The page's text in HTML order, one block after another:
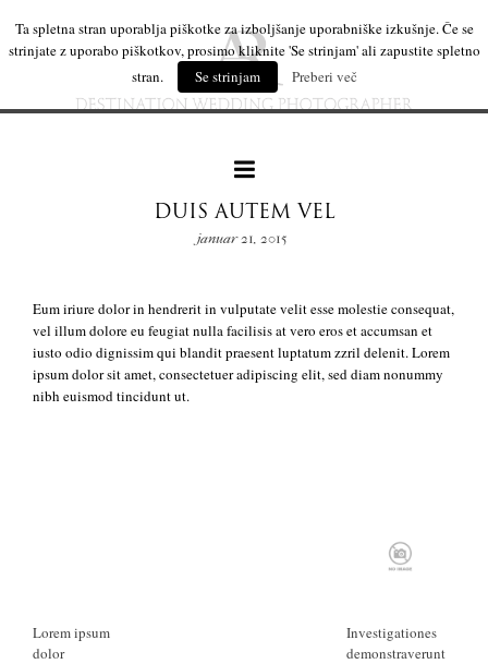
leseni izdelki
DUIS AUTEM VEL
januar 21, 2015
Eum iriure dolor in hendrerit in vulputate velit esse molestie consequat,
vel illum dolore eu feugiat nulla facilisis at vero eros et accumsan et
iusto odio dignissim qui blandit praesent luptatum zzril delenit. Lorem
ipsum dolor sit amet, consectetuer adipiscing elit, sed diam nonummy
nibh euismod tincidunt ut.
Lorem ipsum
dolor
Investigationes
demonstraverunt
Ta spletna stran uporablja piškotke za izboljšanje uporabniške izkušnje. Če se
strinjate z uporabo piškotkov, prosimo kliknite 'Se strinjam' ali zapustite spletno
stran.
Se strinjam Preberi več